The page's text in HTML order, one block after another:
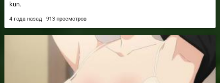
kun.
4 года назад 913 просмотров